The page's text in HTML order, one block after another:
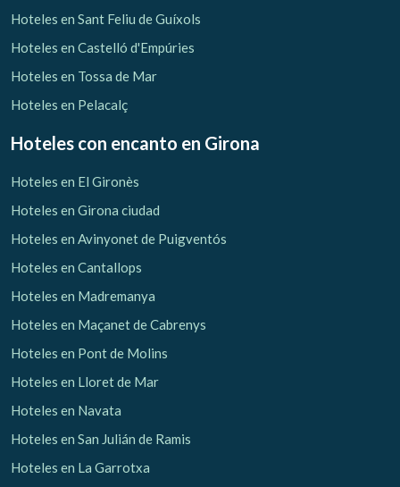
Hoteles en Sant Feliu de Guíxols
Hoteles en Castelló d'Empúries
Hoteles en Tossa de Mar
Hoteles en Pelacalç
Hoteles con encanto en Girona
Hoteles en El Gironès
Hoteles en Girona ciudad
Hoteles en Avinyonet de Puigventós
Hoteles en Cantallops
Hoteles en Madremanya
Hoteles en Maçanet de Cabrenys
Hoteles en Pont de Molins
Hoteles en Lloret de Mar
Hoteles en Navata
Hoteles en San Julián de Ramis
Hoteles en La Garrotxa